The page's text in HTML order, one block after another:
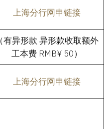
上海分行网申链接
（有异形款 异形款收取额外
工本费 RMB¥ 50）
上海分行网申链接